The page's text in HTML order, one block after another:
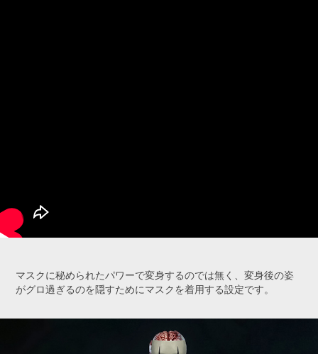
マスクに秘められたパワーで変身するのでは無く、変身後の姿
がグロ過ぎるのを隠すためにマスクを着用する設定です。